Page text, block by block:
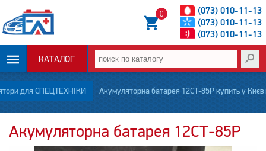
(073) 010-11-13
(073) 010-11-13
(073) 010-11-13
0
КАТАЛОГ
ОПЛАТА И
ДОСТАВКА
НОВОСТИ
для СПЕЦТЕХНІКИ Акумуляторна батарея 12СТ-85Р купить у Києві
Акумуляторна батарея 12СТ-85Р